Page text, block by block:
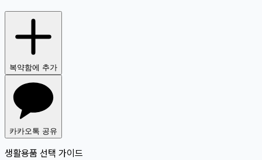
복약함에 추가
카카오톡 공유
생활용품 선택 가이드